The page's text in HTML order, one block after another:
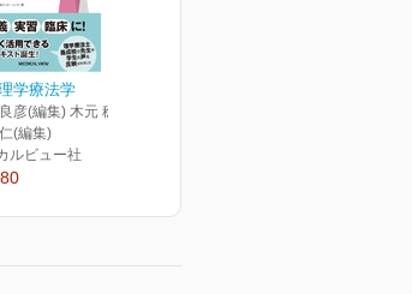
学療法学
彦(編集) 木元 稔(編集)
(編集)
ルビュー社